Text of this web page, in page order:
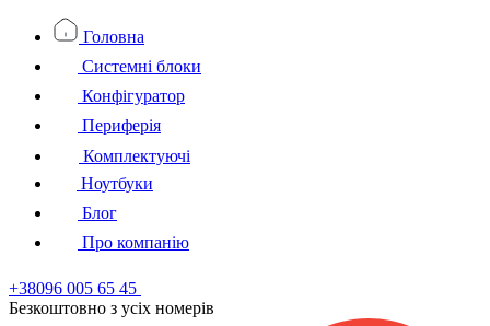
Головна
Системні блоки
Конфігуратор
Периферія
Комплектуючі
Ноутбуки
Блог
Про компанію
+38096 005 65 45
Безкоштовно з усiх номерiв